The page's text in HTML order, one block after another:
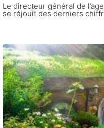
Le directeur général de
se réjouit des derniers